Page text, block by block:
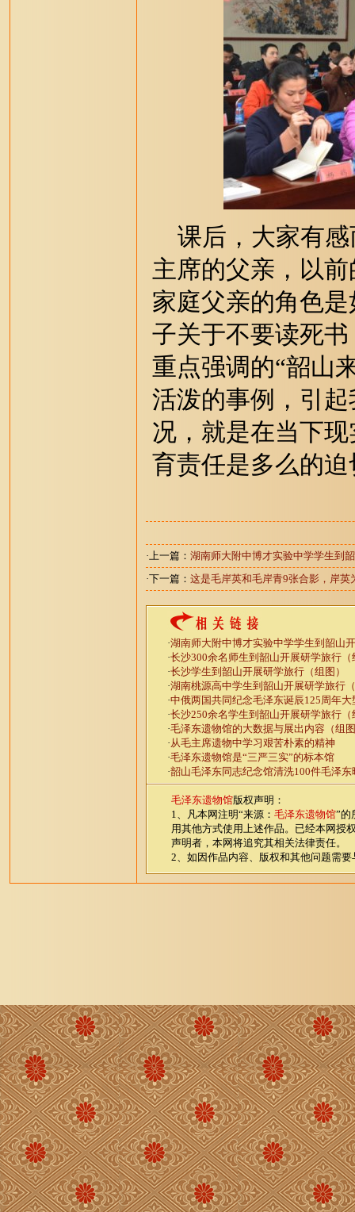
课后，大家有感
主席的父亲，以
家庭父亲的角色
子关于不要读死
重点强调的“韶山
活泼的事例，引
况，就是在当下
育责任是多么的
·上一篇： 湖南师大附中博才实验中学学生到
·下一篇： 这是毛岸英和毛岸青9张合影，岸
·湖南师大附中博才实验中学学生到韶山
·长沙300余名师生到韶山开展研学旅行（
·长沙学生到韶山开展研学旅行（组图）
·湖南桃源高中学生到韶山开展研学旅行
·中俄两国共同纪念毛泽东诞辰125周年
·长沙250余名学生到韶山开展研学旅行（
·毛泽东遗物馆的大数据与展出内容（组
·从毛主席遗物中学习艰苦朴素的精神
·毛泽东遗物馆是“三严三实”的标本馆
·韶山毛泽东同志纪念馆清洗100件毛泽
毛泽东遗物馆版权声明：
1、凡本网注明“来源： 毛泽东遗物馆”的
用其他方式使用上述作品。已经本网授
声明者，本网将追究其相关法律责任。
2、如因作品内容、版权和其他问题需